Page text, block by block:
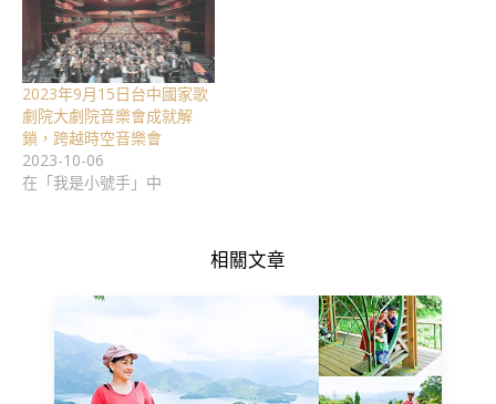
2023年9月15日台中國家歌
劇院大劇院音樂會成就解
鎖，跨越時空音樂會
2023-10-06
在「我是小號手」中
相關文章